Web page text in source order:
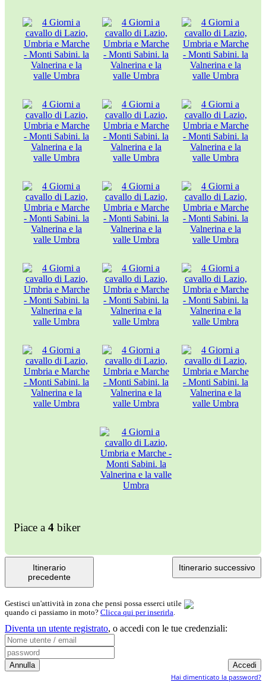
Piace a 4 biker
Itinerario
precedente
Itinerario successivo
Gestisci un'attività in zona che pensi possa esserci utile
quando ci passiamo in moto? Clicca qui per inserirla
Diventa un utente registrato, o accedi con le tue credenziali:
Hai dimenticato la password?